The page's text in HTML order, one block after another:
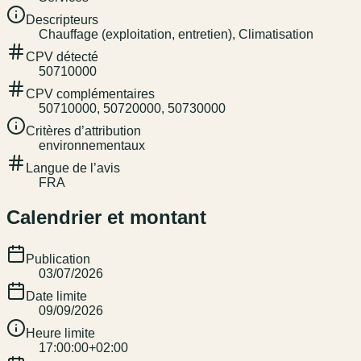
Descripteurs
Chauffage (exploitation, entretien), Climatisation
CPV détecté
50710000
CPV complémentaires
50710000, 50720000, 50730000
Critères d’attribution
environnementaux
Langue de l’avis
FRA
Calendrier et montant
Publication
03/07/2026
Date limite
09/09/2026
Heure limite
17:00:00+02:00